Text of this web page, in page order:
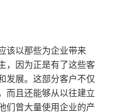
该以那些为企业带来
，因为正是有了这些客
发展。这部分客户不仅
而且还能够从以往建立
们曾大量使用企业的产